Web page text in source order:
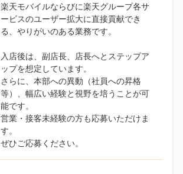
楽天モバイルならびに楽天グループ各サ
ービスのユーザー拡大に直接貢献でき
る、やりがいのある業務です。
入店後は、副店長、店長へとステップア
ップを想定しています。
さらに、本部への異動（社員への昇格
等）、幅広い経験と視野を培うことが可
能です。
営業・接客未経験の方も応募いただけま
す。
ぜひご応募ください。